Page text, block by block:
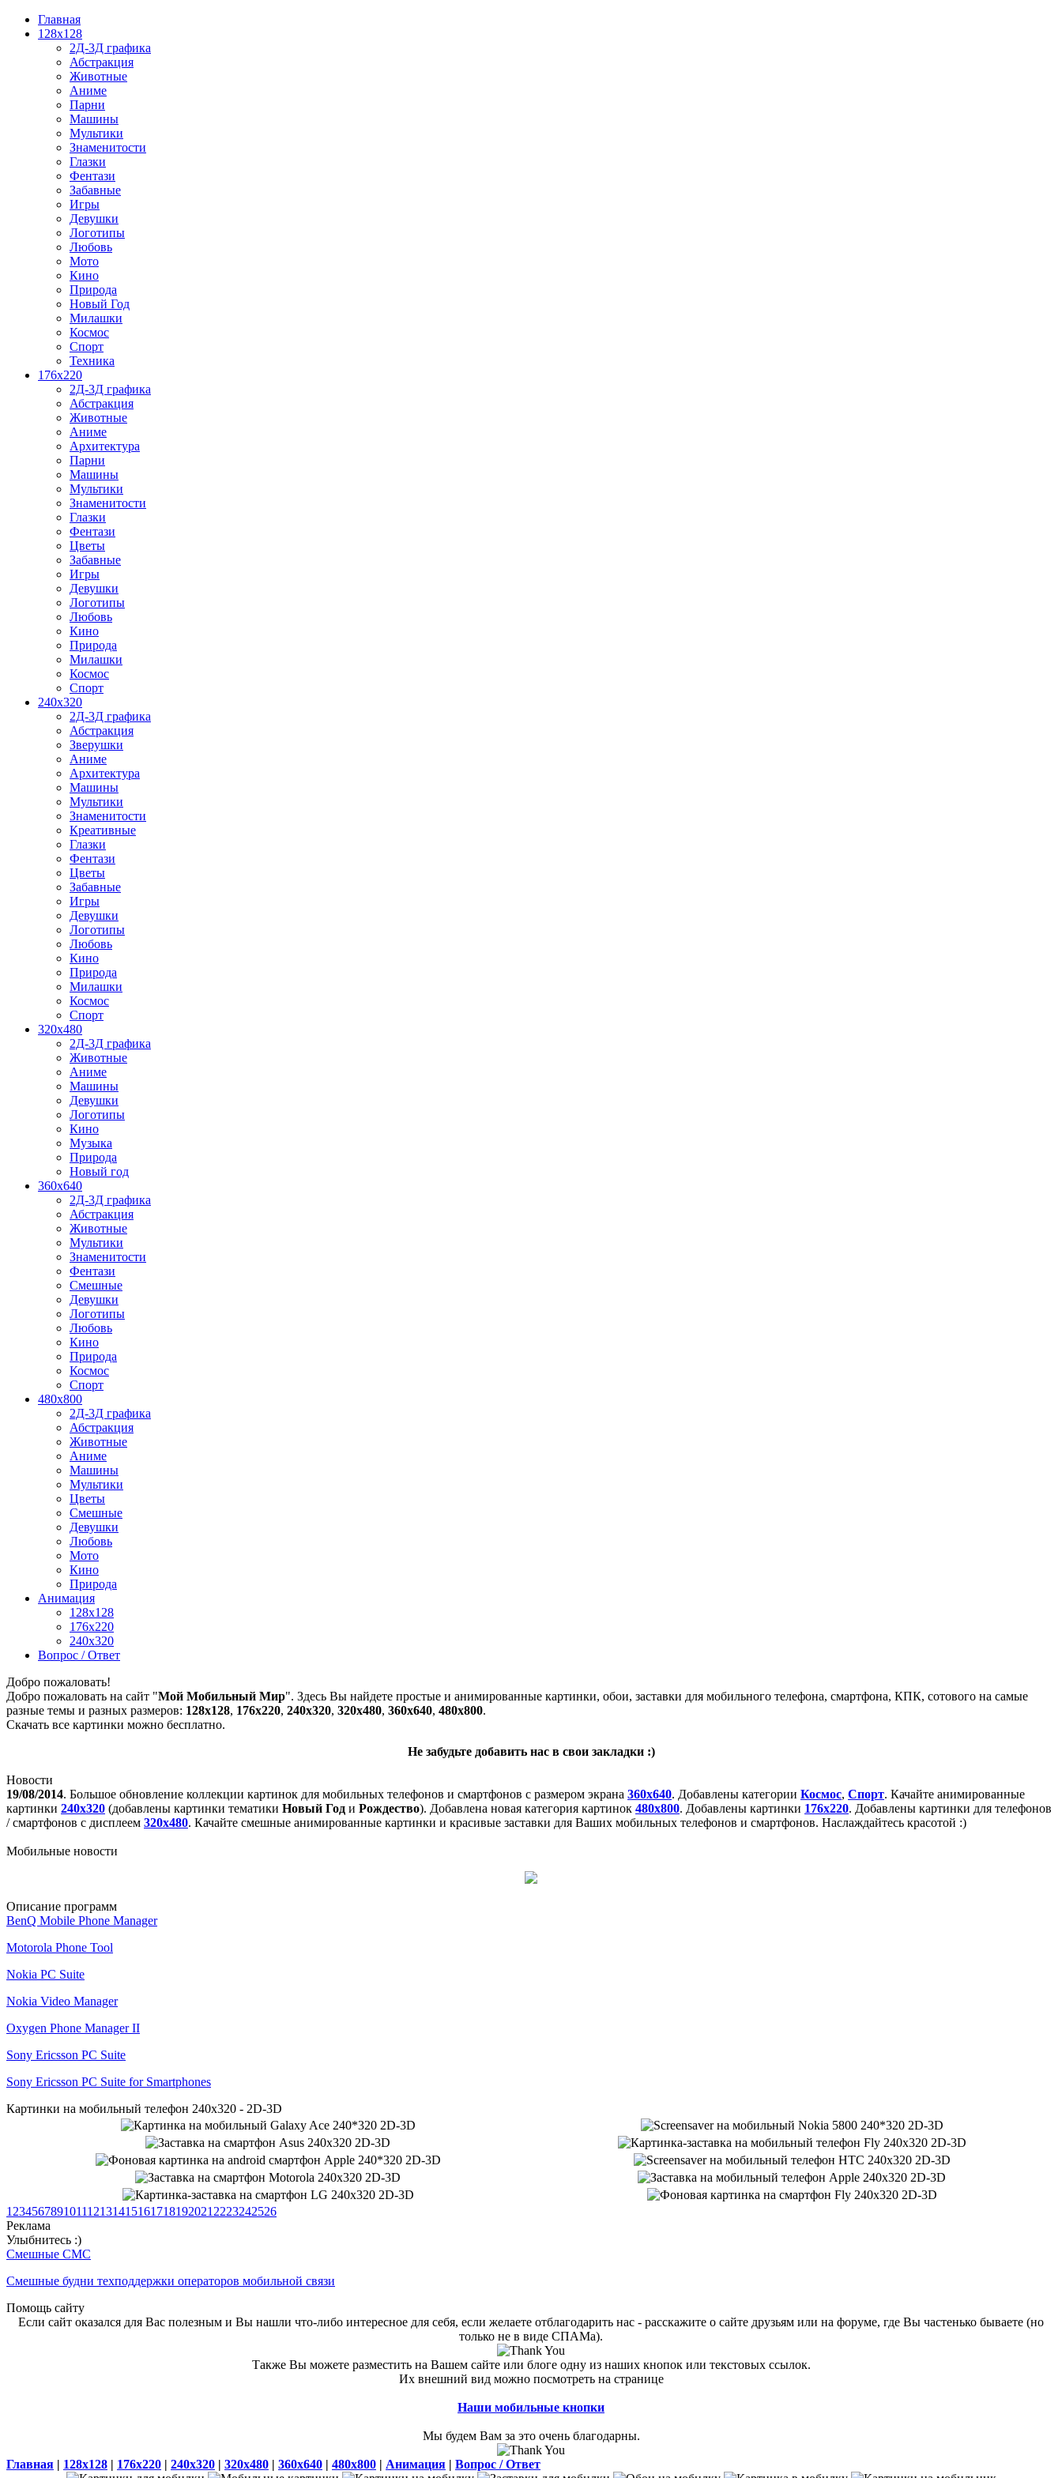
Главная
128x128
2Д-3Д графика
Абстракция
Животные
Аниме
Парни
Машины
Мультики
Знаменитости
Глазки
Фентази
Забавные
Игры
Девушки
Логотипы
Любовь
Мото
Кино
Природа
Новый Год
Милашки
Космос
Спорт
Техника
176x220
2Д-3Д графика
Абстракция
Животные
Аниме
Архитектура
Парни
Машины
Мультики
Знаменитости
Глазки
Фентази
Цветы
Забавные
Игры
Девушки
Логотипы
Любовь
Кино
Природа
Милашки
Космос
Спорт
240x320
2Д-3Д графика
Абстракция
Зверушки
Аниме
Архитектура
Машины
Мультики
Знаменитости
Креативные
Глазки
Фентази
Цветы
Забавные
Игры
Девушки
Логотипы
Любовь
Кино
Природа
Милашки
Космос
Спорт
320x480
2Д-3Д графика
Животные
Аниме
Машины
Девушки
Логотипы
Кино
Музыка
Природа
Новый год
360x640
2Д-3Д графика
Абстракция
Животные
Мультики
Знаменитости
Фентази
Смешные
Девушки
Логотипы
Любовь
Кино
Природа
Космос
Спорт
480x800
2Д-3Д графика
Абстракция
Животные
Аниме
Машины
Мультики
Цветы
Смешные
Девушки
Любовь
Мото
Кино
Природа
Анимация
128x128
176x220
240x320
Вопрос / Ответ
Добро пожаловать!
Добро пожаловать на сайт "Мой Мобильный Мир". Здесь Вы найдете простые и анимированные картинки, обои, заставки для мобильного телефона, смартфона, КПК, сотового на самые
разные темы и разных размеров: 128х128, 176х220, 240х320, 320x480, 360x640, 480x800.
Скачать все картинки можно бесплатно.
Не забудьте добавить нас в свои закладки :)
Новости
19/08/2014. Большое обновление коллекции картинок для мобильных телефонов и смартфонов с размером экрана 360x640. Добавлены категории Космос, Спорт. Качайте анимированные
картинки 240x320 (добавлены картинки тематики Новый Год и Рождество). Добавлена новая категория картинок 480x800. Добавлены картинки 176x220. Добавлены картинки для телефонов
/ смартфонов с дисплеем 320х480. Качайте смешные анимированные картинки и красивые заставки для Ваших мобильных телефонов и смартфонов. Наслаждайтесь красотой :)
Мобильные новости
Описание программ
BenQ Mobile Phone Manager
Motorola Phone Tool
Nokia PC Suite
Nokia Video Manager
Oxygen Phone Manager II
Sony Ericsson PC Suite
Sony Ericsson PC Suite for Smartphones
Картинки на мобильный телефон 240x320 - 2D-3D
1 23456789101112131415161718192021 2223242526
Реклама
Улыбнитесь :)
Смешные СМС
Смешные будни техподдержки операторов мобильной связи
Помощь сайту
Если сайт оказался для Вас полезным и Вы нашли что-либо интересное для себя, если желаете отблагодарить нас - расскажите о сайте друзьям или на форуме, где Вы частенько бываете (но
только не в виде СПАМа).
Также Вы можете разместить на Вашем сайте или блоге одну из наших кнопок или текстовых ссылок.
Их внешний вид можно посмотреть на странице
Наши мобильные кнопки
Мы будем Вам за это очень благодарны.
Главная | 128x128 | 176x220 | 240x320 | 320x480 | 360x640 | 480x800 | Анимация | Вопрос / Ответ